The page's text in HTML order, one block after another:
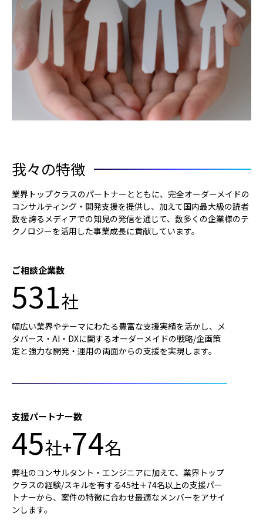
我々の特徴
業界トップクラスのパートナーとともに、完全オーダーメイドの
コンサルティング・開発支援を提供し、加えて国内最大級の読者
数を誇るメディアでの知見の発信を通じて、数多くの企業様のテ
クノロジーを活用した事業成長に貢献しています。
ご相談企業数
531社
幅広い業界やテーマにわたる豊富な支援実績を活かし、メ
タバース・AI・DXに関するオーダーメイドの戦略/企画策
定と強力な開発・運用の両面からの支援を実現します。
支援パートナー数
45社+74名
弊社のコンサルタント・エンジニアに加えて、業界トップ
クラスの経験/スキルを有する45社＋74名以上の支援パー
トナーから、案件の特徴に合わせ最適なメンバーをアサイ
ンします。